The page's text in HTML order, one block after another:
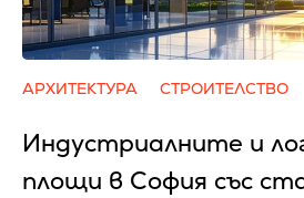
АРХИТЕКТУРА СТРОИТЕЛСТВО
Индустриалните и
площи в София със